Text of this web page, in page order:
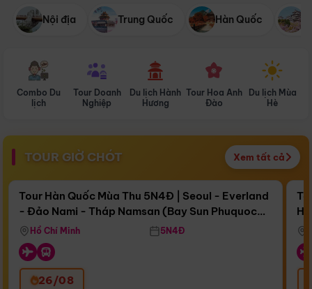
Nội địa Trung Quốc Hàn Quốc
Combo Du
lịch
Tour Doanh
Nghiệp
Du lịch Hành
Hương
Tour Hoa Anh
Đào
Du lịch Mùa
Hè
TOUR GIỜ CHÓT Xem tất cả
Còn15 ngày 16:58:59
Bay Sun Phuquoc Airways
Điểm nổi bật
Tour Hàn Quốc Mùa Thu 5N4Đ | Seoul - Everland
- Đảo Nami - Tháp Namsan (Bay Sun Phuquoc
Airways)
Hồ Chí Minh 5N4Đ
26/08